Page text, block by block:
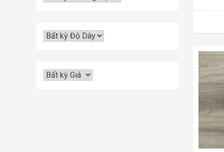
hạng
sao